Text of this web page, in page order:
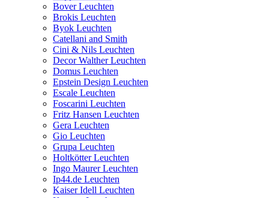
Bover Leuchten
Brokis Leuchten
Byok Leuchten
Catellani and Smith
Cini & Nils Leuchten
Decor Walther Leuchten
Domus Leuchten
Epstein Design Leuchten
Escale Leuchten
Foscarini Leuchten
Fritz Hansen Leuchten
Gera Leuchten
Gio Leuchten
Grupa Leuchten
Holtkötter Leuchten
Ingo Maurer Leuchten
Ip44.de Leuchten
Kaiser Idell Leuchten